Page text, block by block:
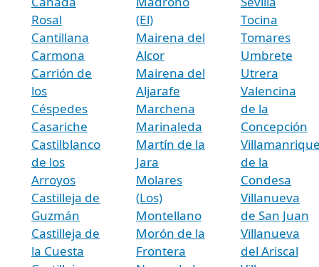
Rosal
Cantillana
Carmona
Carrión de
los
Céspedes
Casariche
Castilblanco
de los
Arroyos
Castilleja de
Guzmán
Castilleja de
la Cuesta
(El)
Mairena del
Alcor
Mairena del
Aljarafe
Marchena
Marinaleda
Martín de la
Jara
Molares
(Los)
Montellano
Morón de la
Frontera
Tocina
Tomares
Umbrete
Utrera
Valencina
de la
Concepción
de la
Condesa
Villanueva
de San Juan
Villanueva
del Ariscal